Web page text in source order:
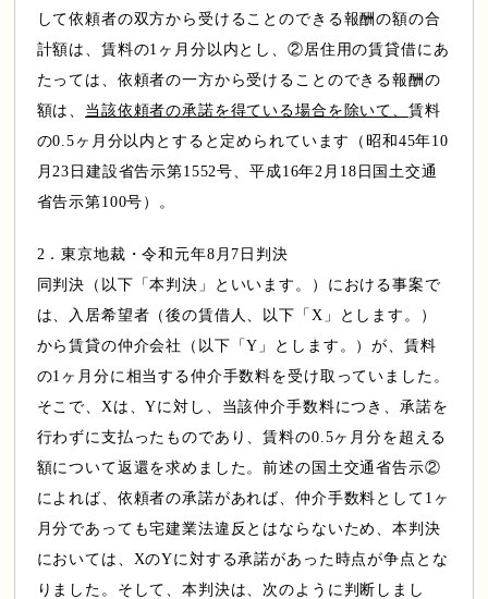
して依頼者の双方から受けることのできる報酬の額の合
計額は、賃料の1ヶ月分以内とし、②居住用の賃貸借にあ
たっては、依頼者の一方から受けることのできる報酬の
額は、 当該依頼者の承諾を得ている場合を除いて、 賃料
の0.5ヶ月分以内とすると定められています（昭和45年10
月23日建設省告示第1552号、平成16年2月18日国土交通
省告示第100号）。
2．東京地裁・令和元年8月7日判決
同判決（以下「本判決」といいます。）における事案で
は、入居希望者（後の賃借人、以下「X」とします。）
から賃貸の仲介会社（以下「Y」とします。）が、賃料
の1ヶ月分に相当する仲介手数料を受け取っていました。
そこで、Xは、Yに対し、当該仲介手数料につき、承諾を
行わずに支払ったものであり、賃料の0.5ヶ月分を超える
額について返還を求めました。前述の国土交通省告示②
によれば、依頼者の承諾があれば、仲介手数料として1ヶ
月分であっても宅建業法違反とはならないため、本判決
においては、XのYに対する承諾があった時点が争点とな
りました。そして、本判決は、次のように判断しまし